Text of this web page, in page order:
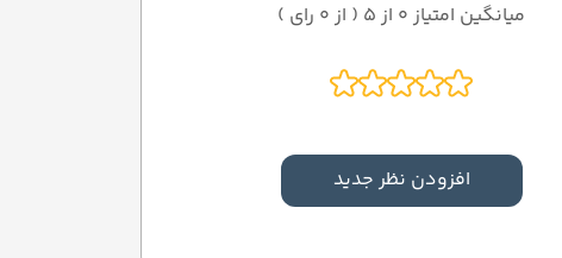
میانگین امتیاز 0 از 5 ( از 0 رای )
افزودن نظر جدید